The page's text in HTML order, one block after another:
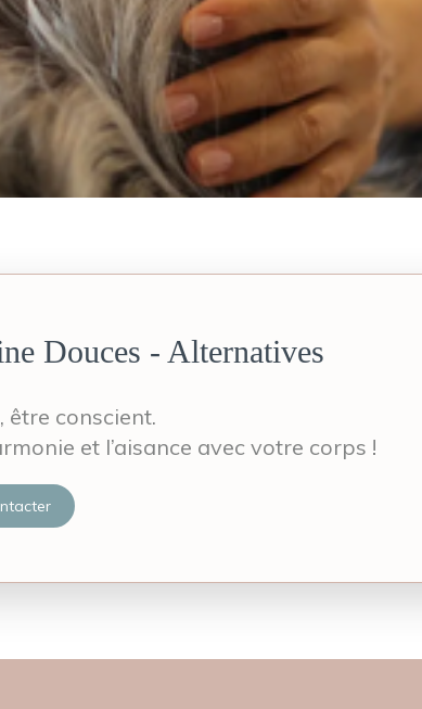
Douces - Alternatives
être conscient.
et l’aisance avec votre corps !